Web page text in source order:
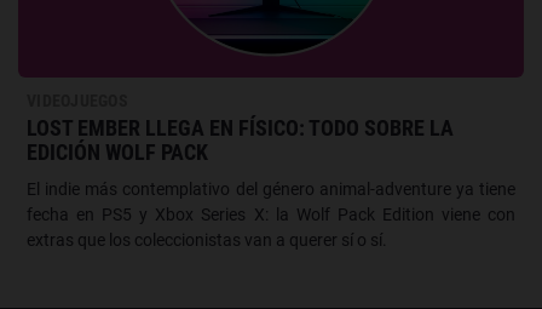
LOST EMBER LLEGA EN FÍSICO: TODO SOBRE LA
EDICIÓN WOLF PACK
El indie más contemplativo del género animal-adventure ya tiene
fecha en PS5 y Xbox Series X: la Wolf Pack Edition viene con
extras que los coleccionistas van a querer sí o sí.